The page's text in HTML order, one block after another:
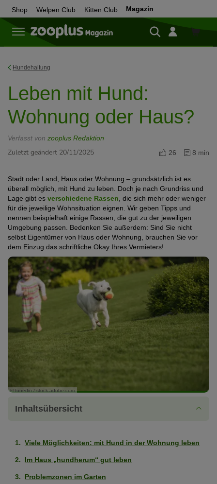
Shop Welpen Club Kitten Club Magazin
Zum
Hundehaltung
Leben mit Hund:
Wohnung oder Haus?
Verfasst von zooplus Redaktion
Zuletzt geändert 20/11/2025 26 8 min
Stadt oder Land, Haus oder Wohnung – grundsätzlich ist es
überall möglich, mit Hund zu leben. Doch je nach Grundriss und
Lage gibt es verschiedene Rassen , die sich mehr oder weniger
für die jeweilige Wohnsituation eignen. Wir geben Tipps und
nennen beispielhaft einige Rassen, die gut zu der jeweiligen
Umgebung passen. Bedenken Sie außerdem: Sind Sie nicht
selbst Eigentümer von Haus oder Wohnung, brauchen Sie vor
dem Einzug das schriftliche Okay Ihres Vermieters!
© tunedin / stock.adobe.com
Inhaltsübersicht
Viele Möglichkeiten: mit Hund in der Wohnung leben
Im Haus „hundherum“ gut leben
Problemzonen im Garten